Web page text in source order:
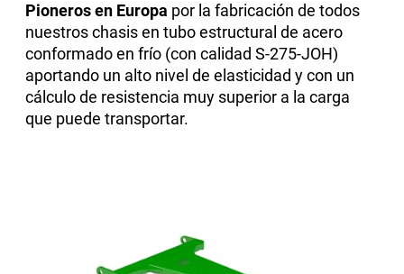
Pioneros en Europa por la fabricación de todos
nuestros chasis en tubo estructural de acero
conformado en frío (con calidad S-275-JOH)
aportando un alto nivel de elasticidad y con un
cálculo de resistencia muy superior a la carga
que puede transportar.